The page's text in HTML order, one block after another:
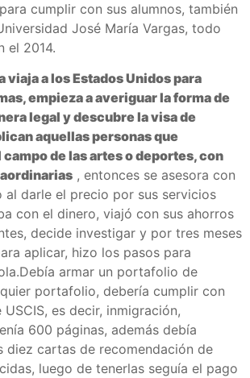
cumplir con sus alumnos, también
José María Vargas, todo
el 2014.
viaja a los Estados Unidos para
empieza a averiguar la forma de
legal y descubre la visa de
aquellas personas que
de las artes o deportes, con
, entonces se asesora con
al darle el precio por sus servicios
con el dinero, viajó con sus ahorros
decide investigar y por tres meses
aplicar, hizo los pasos para
Debía armar un portafolio de
portafolio, debería cumplir con
es decir, inmigración,
600 páginas, además debía
diez cartas de recomendación de
luego de tenerlas seguía el pago